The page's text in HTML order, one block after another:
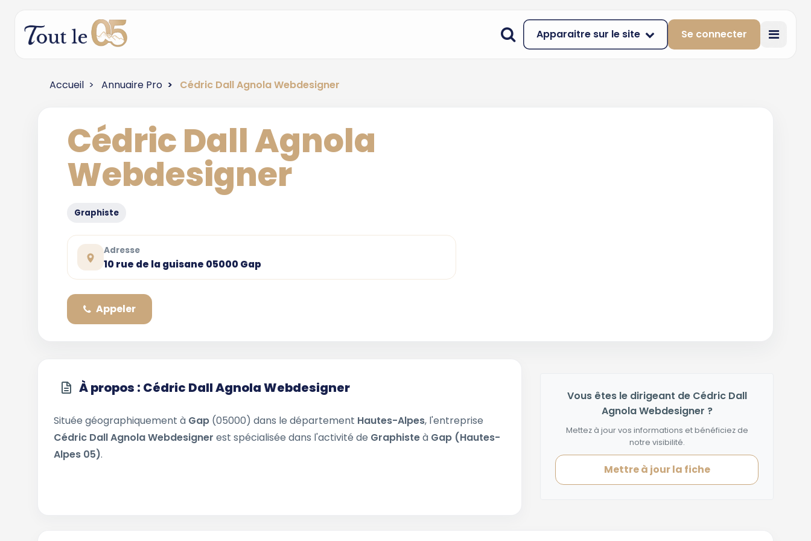
Apparaitre sur le site Se connecter
Accueil Annuaire Pro Cédric Dall Agnola Webdesigner
Cédric Dall Agnola
Webdesigner
Graphiste
Adresse
10 rue de la guisane 05000 Gap
Appeler
À propos : Cédric Dall Agnola Webdesigner
Située géographiquement à Gap (05000) dans le département Hautes-Alpes, l'entreprise
Cédric Dall Agnola Webdesigner est spécialisée dans l'activité de Graphisteà Gap (Hautes-
Alpes 05).
Vous êtes le dirigeant de Cédric Dall
Agnola Webdesigner ?
Mettez à jour vos informations et bénéficiez de
notre visibilité.
Mettre à jour la fiche